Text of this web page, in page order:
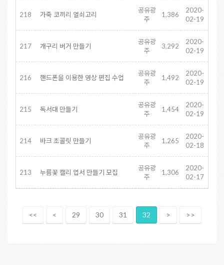
218 가죽 코끼리 열쇠고리
공유광
주
1,386
2020-
02-19
217 개구리 버거 만들기
공유광
주
3,292
2020-
02-19
216 핸드폰을 이용한 영상 편집 수업
공유광
주
1,492
2020-
02-19
215 독서대 만들기
공유광
주
1,454
2020-
02-19
214 바크 초콜릿 만들기
공유광
주
1,265
2020-
02-18
213 누름꽃 캘리 엽서 만들기 모집
공유광
주
1,306
2020-
02-17
<< < 29 30 31 32 > >>